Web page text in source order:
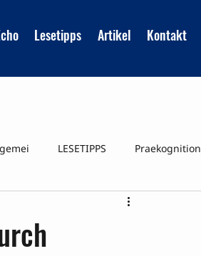
Lesetipps Artikel Kontakt
LESETIPPS Praekognition